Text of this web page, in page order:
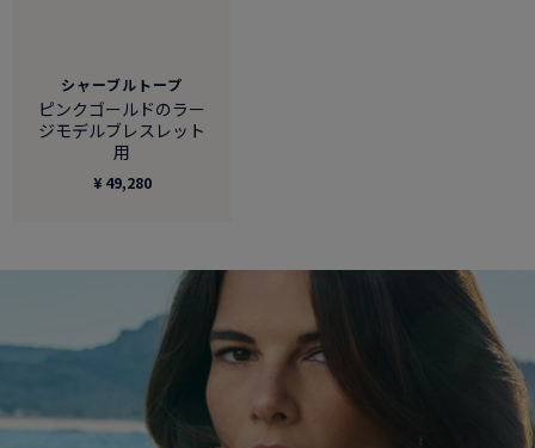
シャーブルトープ
ピンクゴールドのラー
ジモデルブレスレット
用
¥ 49,280